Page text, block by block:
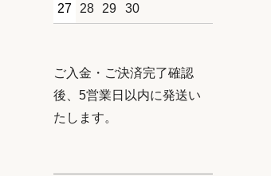
27 28 29 30
ご入金・ご決済完了確認
後、5営業日以内に発送い
たします。